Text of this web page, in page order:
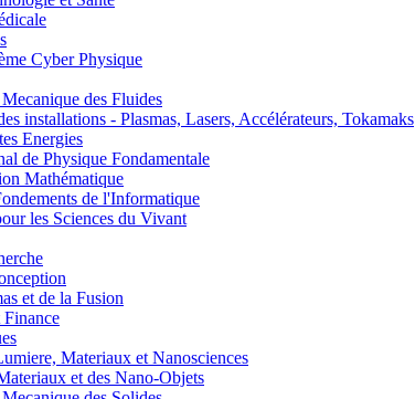
Cyber Physique
des Fluides
installations - Plasmas, Lasers, Accélérateurs, Tokamaks
Energies
de Physique Fondamentale
Mathématique
de l'Informatique
les Sciences du Vivant
et de la Fusion
Materiaux et Nanosciences
et des Nano-Objets